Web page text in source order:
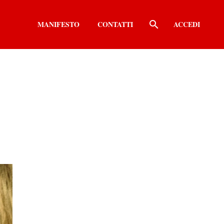
MANIFESTO CONTATTI ACCEDI